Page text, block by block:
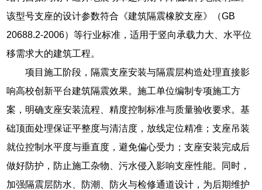
该型号支座的设计参数符合《建筑隔震橡胶支座》（GB
20688.2-2006）等行业标准，适用于竖向承载力大、水平位
移需求大的建筑工程。
项目施工阶段，隔震支座安装与隔震层构造处理直接影
响高校创新平台建筑隔震效果。施工单位编制专项施工方
案，明确支座安装流程、精度控制标准与质量验收要求。基
础顶面处理保证平整度与清洁度，放线定位精准；支座吊装
就位控制水平度与垂直度，避免偏心受力；支座安装完成后
做好防护，防止施工杂物、污水侵入影响支座性能。同时，
加强隔震层防水、防潮、防火与检修通道设计，为后期维护